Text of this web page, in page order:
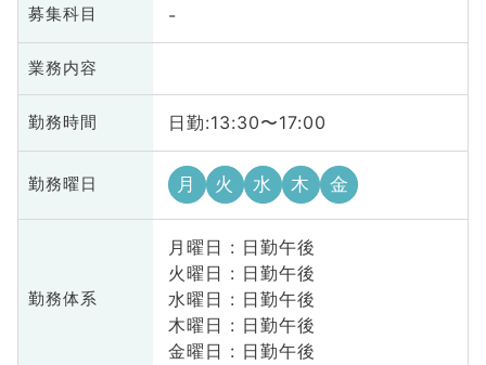
募集科目 -
業務内容
勤務時間 日勤:13:30〜17:00
勤務曜日 月 火 水 木 金
勤務体系
月曜日 : 日勤午後
火曜日 : 日勤午後
水曜日 : 日勤午後
木曜日 : 日勤午後
金曜日 : 日勤午後